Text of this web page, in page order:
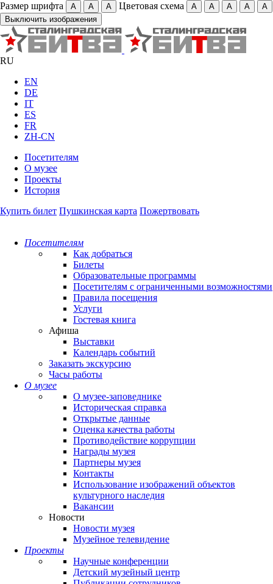
Размер шрифта А А А Цветовая схема А А А А
А
Выключить изображения
RU
EN
DE
IT
ES
FR
ZH-CN
Посетителям
О музее
Проекты
История
Купить билет Пушкинская карта Пожертвовать
Посетителям
Как добраться
Билеты
Образовательные программы
Посетителям с ограниченными возможностями
Правила посещения
Услуги
Гостевая книга
Афиша
Выставки
Календарь событий
Заказать экскурсию
Часы работы
О музее
О музее-заповеднике
Историческая справка
Открытые данные
Оценка качества работы
Противодействие коррупции
Награды музея
Партнеры музея
Контакты
Использование изображений объектов
культурного наследия
Вакансии
Новости
Новости музея
Музейное телевидение
Проекты
Научные конференции
Детский музейный центр